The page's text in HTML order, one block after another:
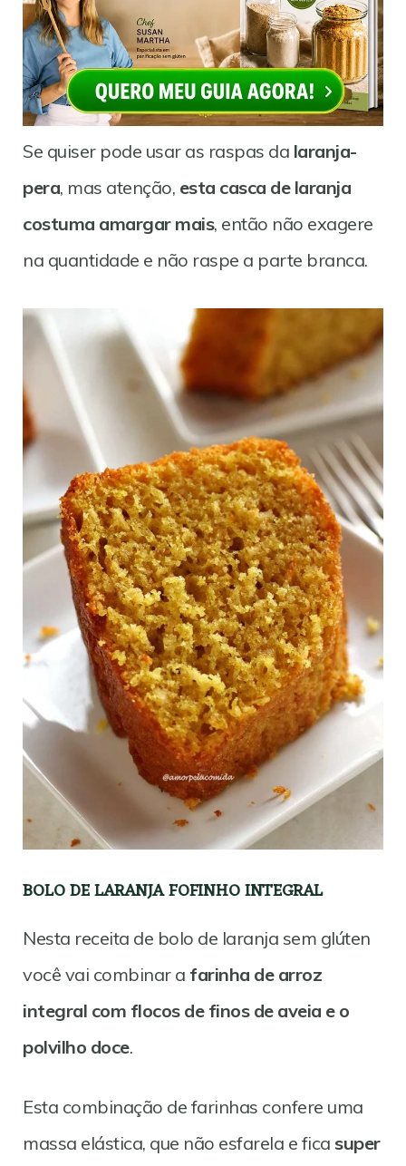
Se quiser pode usar as raspas da laranja-
pera, mas atenção, esta casca de laranja
costuma amargar mais, então não exagere
na quantidade e não raspe a parte branca.
BOLO DE LARANJA FOFINHO INTEGRAL
Nesta receita de bolo de laranja sem glúten
você vai combinar a farinha de arroz
integral com flocos de finos de aveia e o
polvilho doce.
Esta combinação de farinhas confere uma
massa elástica, que não esfarela e fica super